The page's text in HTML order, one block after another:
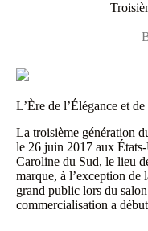
L’Ère de l’Élégance et
La troisième génération
le 26 juin 2017 aux
Caroline du Sud, le lieu
marque, à l’exception de
grand public lors du
commercialisation a